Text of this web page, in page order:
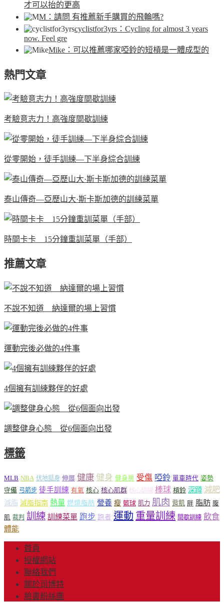
才可以抬的更高
M ：請問 有推薦新手購買的飛輪嗎?
cyclistfor3yrs ：Cycling for almost 3 years
now. Feel gre
Mike ：可以推薦哪家啞鈴的短槓是一體成型的
熱門文章
考驗意志力！高強度間歇訓練
從零開始，徒手訓練—下半身綜合訓練
泰山傳奇—亞歷山大·斯卡斯加德的訓練菜單
時間卡卡 15分鐘重訓菜單（手部）
推薦文章
不說不知道 納達爾的場上習慣
運動完後必做的4件事
4個擁有訓練夥伴的好處
調整健身心態 從6個面向出發
標籤
MLB NBA 伏地挺身 伸展 健康 健身 健身房 受傷 啞鈴 單車時代 姿勢
守備 弓箭步 徒手訓練 有氧 核心 核心肌群 核心訓練 棒球 槓鈴 深蹲 減肥
減脂 減脂指南 熱量 燃燒脂肪 營養 瘦 籃球 肌力 肌肉 背肌 胖 脂肪 腹
肌 裁判 訓練 訓練菜單 跑步 跑者 運動 重量訓練 間歇訓練 飲食
體能
首頁
授權網站
聯絡我們
關於司博特
臉書粉絲團